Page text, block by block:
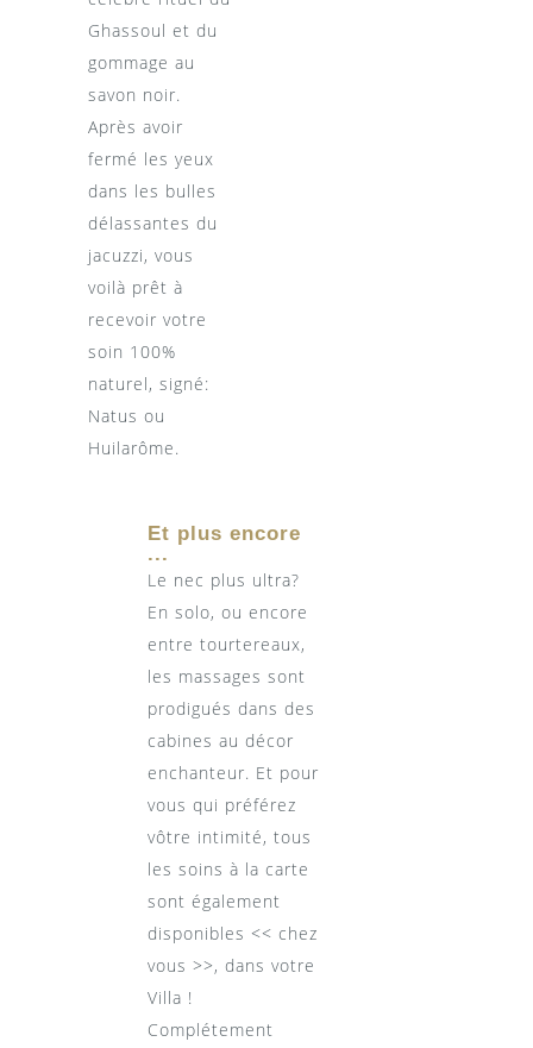
Ghassoul et du
gommage au
savon noir.
Après avoir
fermé les yeux
dans les bulles
délassantes du
jacuzzi, vous
voilà prêt à
recevoir votre
soin 100%
naturel, signé:
Natus ou
Huilarôme.
Et plus encore
...
Le nec plus ultra?
En solo, ou encore
entre tourtereaux,
les massages sont
prodigués dans des
cabines au décor
enchanteur. Et pour
vous qui préférez
vôtre intimité, tous
les soins à la carte
sont également
disponibles << chez
vous >>, dans votre
Villa !
Complétement